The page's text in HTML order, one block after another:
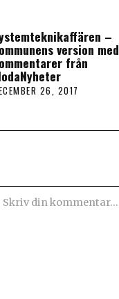
–
version med
från
26, 2017
2
2
4